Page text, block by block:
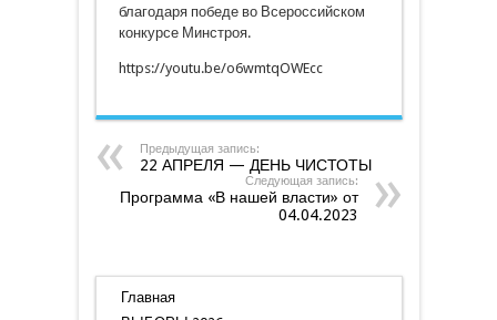
благодаря победе во Всероссийском
конкурсе Минстроя.
https://youtu.be/o6wmtqOWEcc
Предыдущая запись:
22 АПРЕЛЯ — ДЕНЬ ЧИСТОТЫ
Следующая запись:
Программа «В нашей власти» от
04.04.2023
Главная